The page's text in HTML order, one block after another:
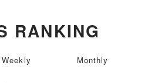
RANKING
Weekly Monthly